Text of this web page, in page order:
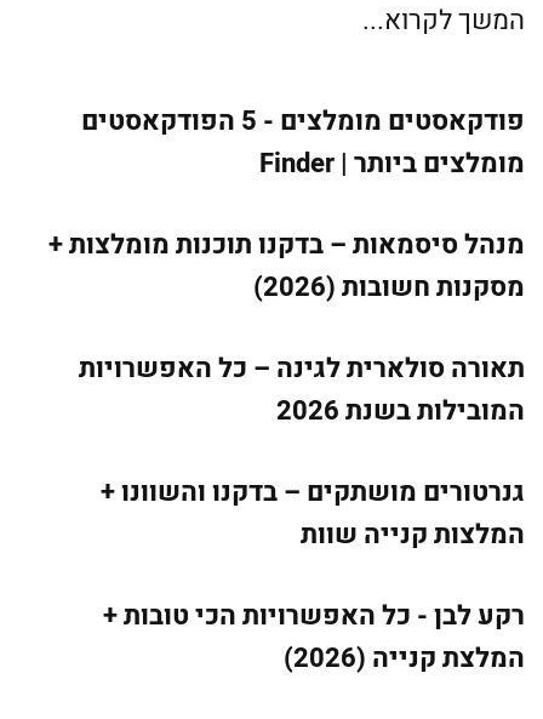
המשך לקרוא...
פודקאסטים מומלצים - 5 הפודקאסטים
מומלצים ביותר | Finder
מנהל סיסמאות – בדקנו תוכנות מומלצות +
מסקנות חשובות (2026)
תאורה סולארית לגינה – כל האפשרויות
המובילות בשנת 2026
גנרטורים מושתקים – בדקנו והשוונו +
המלצות קנייה שוות
רקע לבן - כל האפשרויות הכי טובות +
המלצת קנייה (2026)